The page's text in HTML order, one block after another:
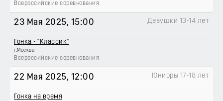
Всероссийские соревнования
23 Мая 2025, 15:00
Гонка - "Классик"
г.Москва
Всероссийские соревнования
Девушки 13-14 лет
22 Мая 2025, 12:00
Гонка на время
Юниоры 17-18 лет